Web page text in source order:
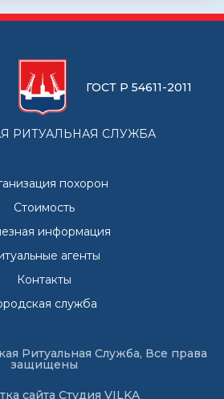
ГОСТ Р 54611-2011
РИТУАЛЬНАЯ СЛУЖБА
похорон
Стоимость
информация
агенты
Контакты
служба
Ритуальная Служба, Все права
защищены
сайта Студия VILKA